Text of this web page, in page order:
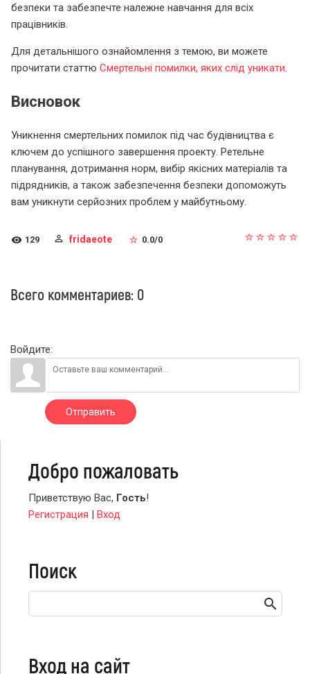
безпеки та забезпечте належне навчання для всіх
працівників.
Для детальнішого ознайомлення з темою, ви можете
прочитати статтю Смертельні помилки, яких слід уникати.
Висновок
Уникнення смертельних помилок під час будівництва є
ключем до успішного завершення проекту. Ретельне
планування, дотримання норм, вибір якісних матеріалів та
підрядників, а також забезпечення безпеки допоможуть
вам уникнути серйозних проблем у майбутньому.
129 fridaeote 0.0/0
Всего комментариев: 0
Войдите:
Отправить
Добро пожаловать
Приветствую Вас, Гость!
Регистрация | Вход
Поиск
Вход на сайт